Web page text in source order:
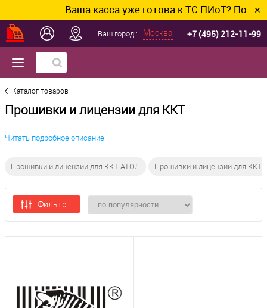
Ваша касса уже готова к ТС ПИоТ? ✕
Ваш город:: Москва +7 (495) 212-11-99
Каталог товаров
Прошивки и лицензии для ККТ
Читать подробное описание
Прошивки и лицензии для ККТ АТОЛ Прошивки и лицензии для
Фильтр